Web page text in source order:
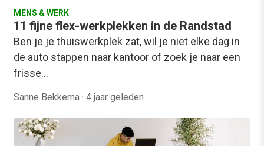
MENS & WERK
11 fijne flex-werkplekken in de Randstad
Ben je je thuiswerkplek zat, wil je niet elke dag in
de auto stappen naar kantoor of zoek je naar een
frisse…
Sanne Bekkema · 4 jaar geleden